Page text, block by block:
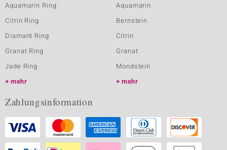
Aquamarin Ring
Citrin Ring
Diamant Ring
Granat Ring
Jade Ring
mehr
Aquamarin
Bernstein
Citrin
Granat
Mondstein
mehr
Zahlungsinformation